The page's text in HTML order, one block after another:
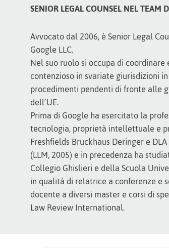
SENIOR LEGAL COUNSEL NEL
Avvocato dal 2006, è Senior Legal
Google LLC.
Nel suo ruolo si occupa di
contenzioso in svariate giurisdizioni
procedimenti pendenti di fronte alle
dell’UE.
Prima di Google ha esercitato la
tecnologia, proprietà intellettuale e
Freshfields Bruckhaus Deringer e
(LLM, 2005) e in precedenza ha
Collegio Ghislieri e della Scuola
in qualità di relatrice a conferenze e
docente a diversi master e corsi di
Law Review International.